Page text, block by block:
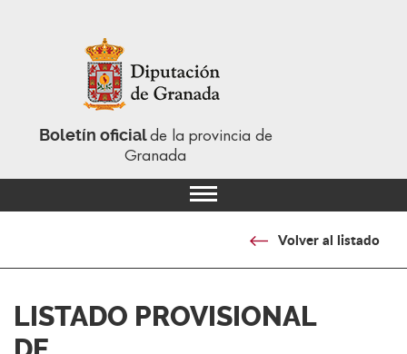
Boletín oficialde la provincia de
Granada
Volver al listado
LISTADO PROVISIONAL